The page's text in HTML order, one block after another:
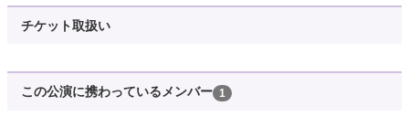
チケット取扱い
この公演に携わっているメンバー 1